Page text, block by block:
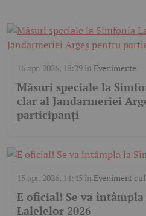
16 apr. 2026, 18:29în Evenimente
Măsuri speciale la
clar al Jandarmeriei
participanți
15 apr. 2026, 14:45 în Eveniment
E oficial! Se va
Lalelelor 2026